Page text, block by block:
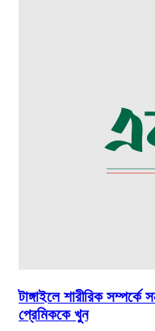
টাঙ্গাইলে শারীরিক সম্পর্কে
প্রেমিককে খুন